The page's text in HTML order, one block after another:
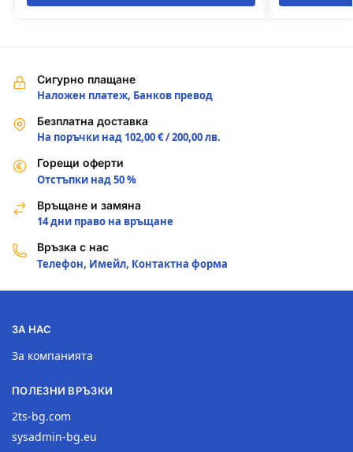
Сигурно плащане
Наложен платеж, Банков превод
Безплатна доставка
На поръчки над 102,00 € / 200,00 лв.
Горещи оферти
Отстъпки над 50 %
Връщане и замяна
14 дни право на връщане
Връзка с нас
Телефон, Имейл, Контактна форма
ЗА НАС
За компанията
ПОЛЕЗНИ ВРЪЗКИ
2ts-bg.com
sysadmin-bg.eu